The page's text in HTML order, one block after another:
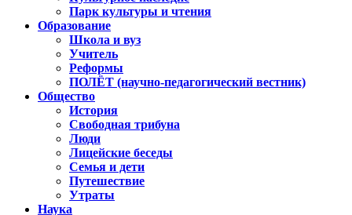
Парк культуры и чтения
Образование
Школа и вуз
Учитель
Реформы
ПОЛЁТ (научно-педагогический вестник)
Общество
История
Свободная трибуна
Люди
Лицейские беседы
Семья и дети
Путешествие
Утраты
Наука